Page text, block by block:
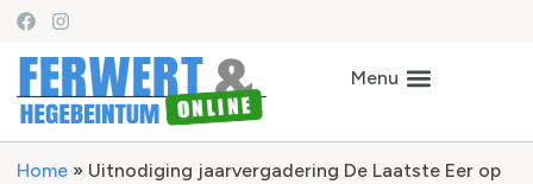
Home » Uitnodiging jaarvergadering De Laatste Eer op